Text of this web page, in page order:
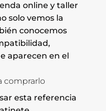
online y taller
solo vemos la
conocemos
aparecen en el
comprarlo
esta referencia